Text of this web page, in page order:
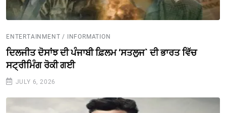
ENTERTAINMENT / INFORMATION
ਦਿਲਜੀਤ ਦੋਸਾਂਝ ਦੀ ਪੰਜਾਬੀ ਫ਼ਿਲਮ ‘ਸਤਲੁਜ` ਦੀ ਭਾਰਤ ਵਿੱਚ
ਸਟ੍ਰੀਮਿੰਗ ਰੋਕੀ ਗਈ
JULY 6, 2026